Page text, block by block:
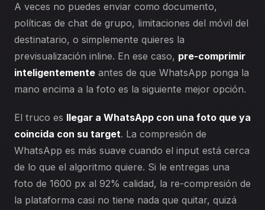
A veces no puedes enviar como documento,
políticas de chat de grupo, limitaciones del móvil del
destinatario, o simplemente quieres la
previsualización inline. En ese caso, pre-comprimir
inteligentemente antes de que WhatsApp ponga la
mano encima a la foto es la siguiente mejor opción.
El truco es llegar a WhatsApp con una foto que ya
coincida con su target. La compresión de
WhatsApp es más suave cuando el input está cerca
de lo que el algoritmo quiere. Si le entregas una
foto de 1600 px al 92% calidad, la re-compresión de
la plataforma casi no tiene nada que quitar, quizá